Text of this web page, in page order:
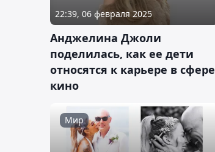
22:39, 06 февраля 2025
Анджелина Джоли
поделилась, как ее дети
относятся к карьере в сфере
кино
Мир